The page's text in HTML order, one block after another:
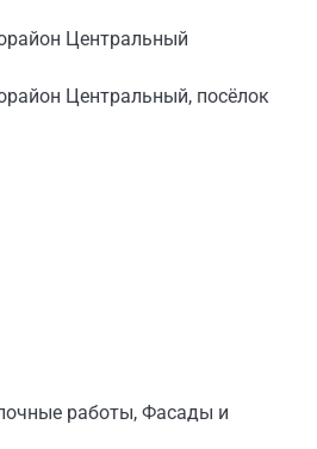
Центральный
Центральный, посёлок
работы, Фасады и